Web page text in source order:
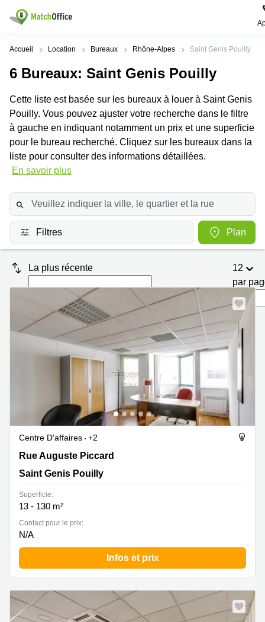
Rechercher / publier
Pages
produits
Bureau
Centre
d’affaires
Coworking
Salles
de
réunion
Bureau
virtuel
Villes
Paris
Lille
Lyon
Bordeaux
Marseille
Nantes
Toulouse
Strasbourg
Recherches
Centres
d'affaires
Paris
Location
Lille
Paris
Coworking
Lyon
Marseille
Centres
Toulouse
Coworking
Toulouse
Location
Paris
Centre
Montpellier
Aide
Qui sommes-nous?
Publier un local
Prix
Connexion
Accueil Location Bureaux Rhône-Alpes Saint Genis Pouilly
6 Bureaux: Saint Genis Pouilly
Cette liste est basée sur les bureaux à louer à Saint Genis
Pouilly. Vous pouvez ajuster votre recherche dans le filtre
à gauche en indiquant notamment un prix et une superficie
pour le bureau recherché. Cliquez sur les bureaux dans la
liste pour consulter des informations détaillées.
En savoir plus
Filtres Plan
La plus récente
12
par
Centre D'affaires
+2
Rue Auguste Piccard 30, Saint Genis Pouilly
Rue Auguste Piccard
Saint Genis Pouilly
Superficie:
13 - 130 m²
Contact pour le prix:
N/A
Infos et prix